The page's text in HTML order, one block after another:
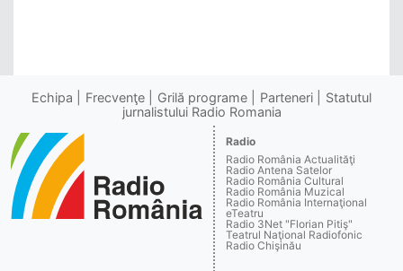
Echipa Frecvenţe Grilă programe Parteneri
Statutul
jurnalistului Radio Romania
Radio
Radio România Actualităţi
Radio Antena Satelor
Radio România Cultural
Radio România Muzical
Radio România Internaţional
eTeatru
Radio 3Net "Florian Pitiş"
Teatrul Naţional Radiofonic
Radio Chişinău